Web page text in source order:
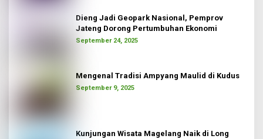
Dieng Jadi Geopark Nasional, Pemprov
Jateng Dorong Pertumbuhan Ekonomi
September 24, 2025
Mengenal Tradisi Ampyang Maulid di Kudus
September 9, 2025
Kunjungan Wisata Magelang Naik di Long